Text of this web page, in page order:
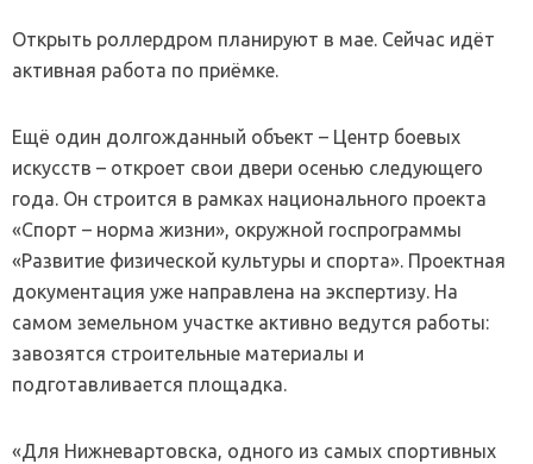
Открыть роллердром планируют в мае. Сейчас идёт
активная работа по приёмке.
Ещё один долгожданный объект – Центр боевых
искусств – откроет свои двери осенью следующего
года. Он строится в рамках национального проекта
«Спорт – норма жизни», окружной госпрограммы
«Развитие физической культуры и спорта». Проектная
документация уже направлена на экспертизу. На
самом земельном участке активно ведутся работы:
завозятся строительные материалы и
подготавливается площадка.
«Для Нижневартовска, одного из самых спортивных